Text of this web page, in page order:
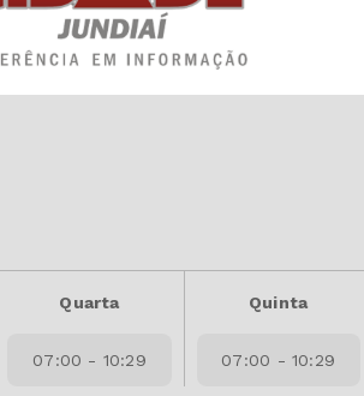
Quarta
07:00 - 10:29
Quinta
07:00 - 10:29